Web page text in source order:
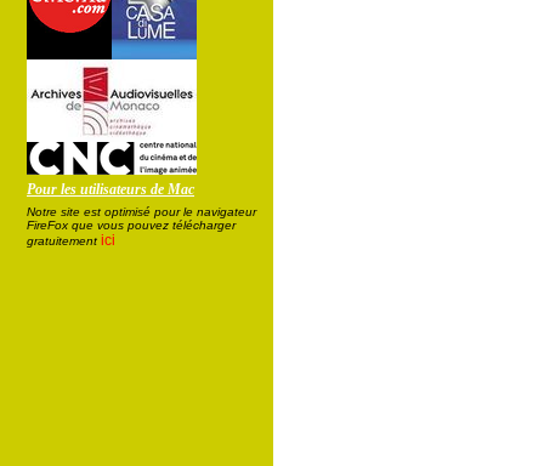
Pour les utilisateurs de Mac
Notre site est optimisé pour le navigateur
FireFox que vous pouvez télécharger
gratuitement ici